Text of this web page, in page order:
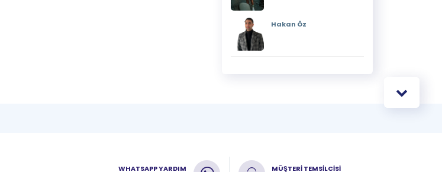
Hakan Öz
WHATSAPP YARDIM MÜŞTERİ TEMSİLCİSİ